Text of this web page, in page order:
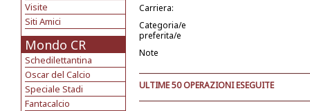
Visite
Siti Amici
Mondo CR
Schedilettantina
Oscar del Calcio
Speciale Stadi
Fantacalcio
Carriera:
Categoria/e
preferita/e
Note
ULTIME 50 OPERAZIONI ESEGUITE